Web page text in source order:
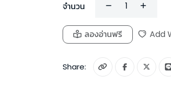
จำนวน
ลองอ่านฟรี Add
Share: